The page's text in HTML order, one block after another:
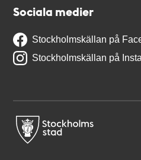
Sociala medier
Stockholmskällan på
Stockholmskällan på